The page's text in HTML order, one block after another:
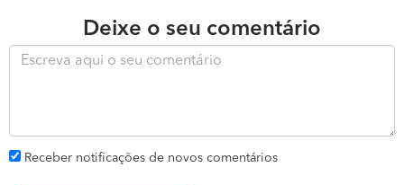
Deixe o seu comentário
Receber notificações de novos comentários